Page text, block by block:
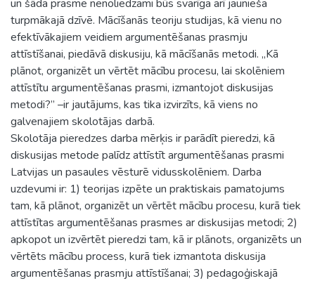
un šāda prasme nenoliedzami būs svarīga arī jaunieša
turpmākajā dzīvē. Mācīšanās teoriju studijas, kā vienu no
efektīvākajiem veidiem argumentēšanas prasmju
attīstīšanai, piedāvā diskusiju, kā mācīšanās metodi. „Kā
plānot, organizēt un vērtēt mācību procesu, lai skolēniem
attīstītu argumentēšanas prasmi, izmantojot diskusijas
metodi?” –ir jautājums, kas tika izvirzīts, kā viens no
galvenajiem skolotājas darbā.
Skolotāja pieredzes darba mērķis ir parādīt pieredzi, kā
diskusijas metode palīdz attīstīt argumentēšanas prasmi
Latvijas un pasaules vēsturē vidusskolēniem. Darba
uzdevumi ir: 1) teorijas izpēte un praktiskais pamatojums
tam, kā plānot, organizēt un vērtēt mācību procesu, kurā tiek
attīstītas argumentēšanas prasmes ar diskusijas metodi; 2)
apkopot un izvērtēt pieredzi tam, kā ir plānots, organizēts un
vērtēts mācību process, kurā tiek izmantota diskusija
argumentēšanas prasmju attīstīšanai; 3) pedagoģiskajā